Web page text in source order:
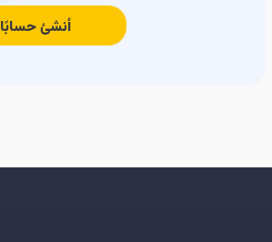
أنشئ حسابًا